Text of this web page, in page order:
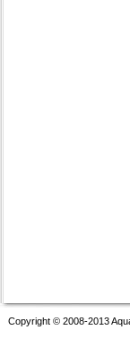
Copyright © 2008-2013